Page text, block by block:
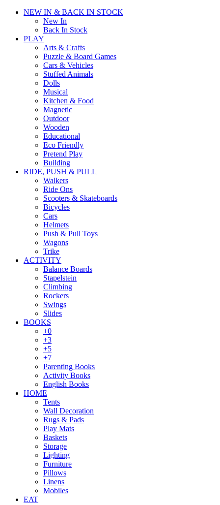
NEW IN & BACK IN STOCK
New In
Back In Stock
PLAY
Arts & Crafts
Puzzle & Board Games
Cars & Vehicles
Stuffed Animals
Dolls
Musical
Kitchen & Food
Magnetic
Outdoor
Wooden
Educational
Eco Friendly
Pretend Play
Building
RIDE, PUSH & PULL
Walkers
Ride Ons
Scooters & Skateboards
Bicycles
Cars
Helmets
Push & Pull Toys
Wagons
Trike
ACTIVITY
Balance Boards
Stapelstein
Climbing
Rockers
Swings
Slides
BOOKS
+0
+3
+5
+7
Parenting Books
Activity Books
English Books
HOME
Tents
Wall Decoration
Rugs & Pads
Play Mats
Baskets
Storage
Lighting
Furniture
Pillows
Linens
Mobiles
EAT